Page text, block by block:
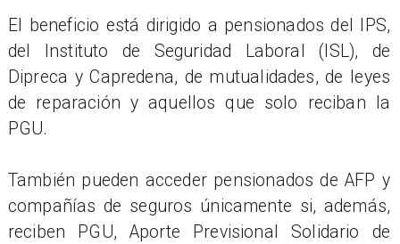
El beneficio está dirigido a pensionados del IPS,
del Instituto de Seguridad Laboral (ISL), de
Dipreca y Capredena, de mutualidades, de leyes
de reparación y aquellos que solo reciban la
PGU.
También pueden acceder pensionados de AFP y
compañías de seguros únicamente si, además,
reciben PGU, Aporte Previsional Solidario de